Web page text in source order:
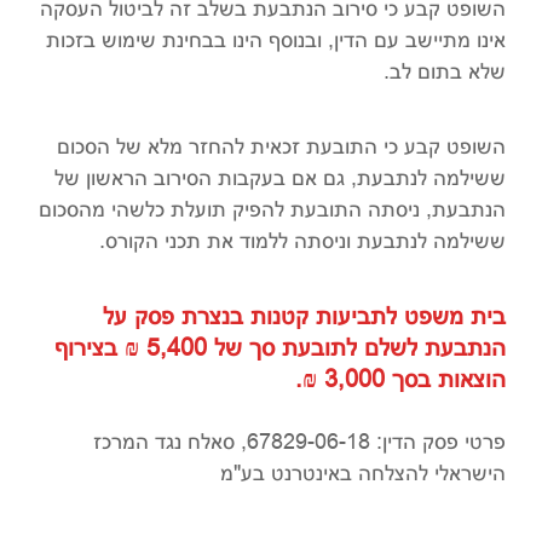
השופט קבע כי סירוב הנתבעת בשלב זה לביטול העסקה
אינו מתיישב עם הדין, ובנוסף הינו בבחינת שימוש בזכות
שלא בתום לב.
השופט קבע כי התובעת זכאית להחזר מלא של הסכום
ששילמה לנתבעת, גם אם בעקבות הסירוב הראשון של
הנתבעת, ניסתה התובעת להפיק תועלת כלשהי מהסכום
ששילמה לנתבעת וניסתה ללמוד את תכני הקורס.
בית משפט לתביעות קטנות בנצרת פסק על
הנתבעת לשלם לתובעת סך של 5,400 ₪ בצירוף
הוצאות בסך 3,000 ₪.
פרטי פסק הדין: 67829-06-18, סאלח נגד המרכז
הישראלי להצלחה באינטרנט בע"מ